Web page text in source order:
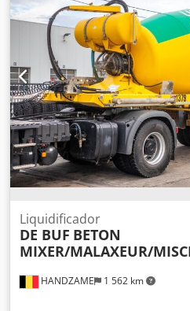
HANDZAME 1 562 km
Liquidificador
DE BUF BETON
MIXER/MALAXEUR/